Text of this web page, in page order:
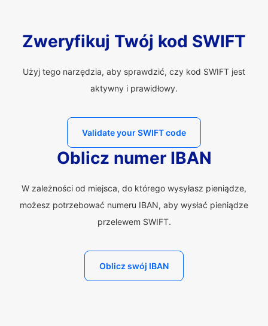
Zweryfikuj Twój kod SWIFT
Użyj tego narzędzia, aby sprawdzić, czy kod SWIFT jest
aktywny i prawidłowy.
Validate your SWIFT code
Oblicz numer IBAN
W zależności od miejsca, do którego wysyłasz pieniądze,
możesz potrzebować numeru IBAN, aby wysłać pieniądze
przelewem SWIFT.
Oblicz swój IBAN